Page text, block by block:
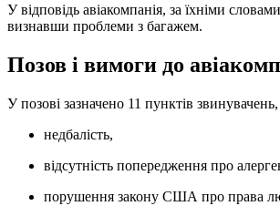
У відповідь авіакомпанія, за їхніми
визнавши проблеми з багажем.
Позов і вимоги до
У позові зазначено 11 пунктів
недбалість,
відсутність попередження про
порушення закону США про права